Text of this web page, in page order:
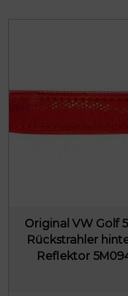
Original VW Golf
Rückstrahler
Reflektor